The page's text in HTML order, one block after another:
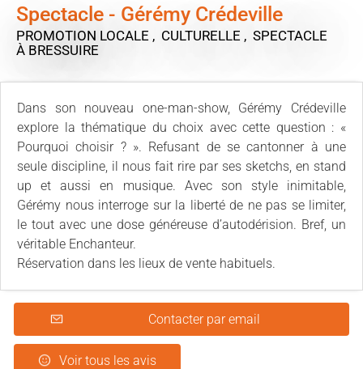
Spectacle - Gérémy Crédeville
PROMOTION LOCALE , CULTURELLE , SPECTACLE
À BRESSUIRE
Dans son nouveau one-man-show, Gérémy Crédeville
explore la thématique du choix avec cette question : «
Pourquoi choisir ? ». Refusant de se cantonner à une
seule discipline, il nous fait rire par ses sketchs, en stand
up et aussi en musique. Avec son style inimitable,
Gérémy nous interroge sur la liberté de ne pas se limiter,
le tout avec une dose généreuse d’autodérision. Bref, un
véritable Enchanteur.
Réservation dans les lieux de vente habituels.
Contacter par email
Voir tous les avis